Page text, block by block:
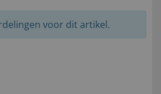
voor dit artikel.